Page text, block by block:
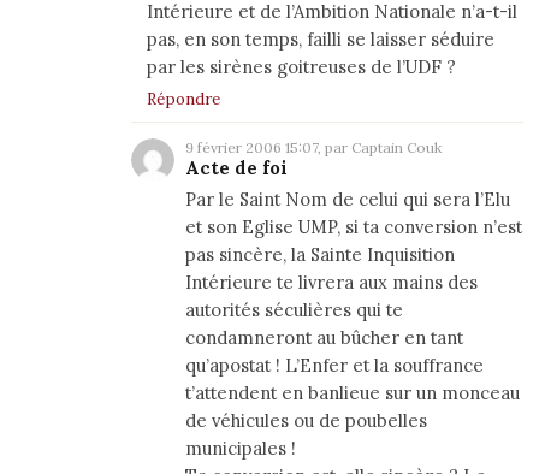
Intérieure et de l’Ambition Nationale n’a-t-il
pas, en son temps, failli se laisser séduire
par les sirènes goitreuses de l’UDF ?
Répondre
9 février 2006 15:07, par Captain Couk
Acte de foi
Par le Saint Nom de celui qui sera l’Elu
et son Eglise UMP, si ta conversion n’est
pas sincère, la Sainte Inquisition
Intérieure te livrera aux mains des
autorités séculières qui te
condamneront au bûcher en tant
qu’apostat ! L’Enfer et la souffrance
t’attendent en banlieue sur un monceau
de véhicules ou de poubelles
municipales !